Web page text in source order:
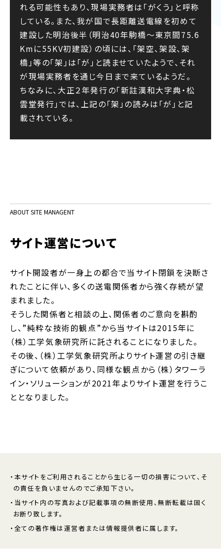
れる可能性もあり、現場実務者は「がくう」と呼称
している。また、我が国で長距離送電線を初めて
建設した明治後半（明治40年駒橋～東京間75.6
Kmに55KV初建設）の頃には、「架空、架設、架
橋」等の「架」は「が」と読ませていたようで、それ
が現場実務者を通じ今日まで来ているようだ。
ちなみに、大正２年発行の「新註漢和大字典・松
雲堂発行」では、上記の「架」の読みは「が」と記
載されている。
ABOUT SITE MANAGENT
サイト運営について
サイト開設者が一身上の都合で当サイト閉鎖を決断さ
れたことに伴い、多くの送電関係者から強く存続が望
まれました。
そうした関係者と相談の上、関係者のご意向を斟酌
し、”純粋な技術的観点”から当サイトは2015年に
（株）工学気象研究所に託されることになりました。
その後、（株）工学気象研究所よりサイト運営の引き継
ぎについて依頼があり、同様な観点から（株）タワーラ
イン・ソリューションが2021年よりサイト運営を行うこ
ととなりました。
・本サイトをご利用されることから生じる一切の損害について、そ
の責任を負いませんのでご承知下さい。
・当サイト内の写真および記載事項の無断使用、無断転載は固く
お断り致します。
・全ての著作権は運営者または情報提供者に属します。